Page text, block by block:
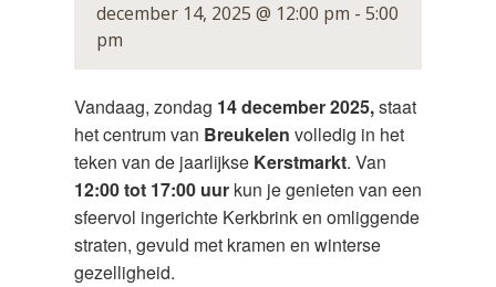
december 14, 2025 @ 12:00 pm - 5:00
pm
Vandaag, zondag 14 december 2025,staat
het centrum van Breukelen volledig in het
teken van de jaarlijkse Kerstmarkt. Van
12:00 tot 17:00 uur kun je genieten van een
sfeervol ingerichte Kerkbrink en omliggende
straten, gevuld met kramen en winterse
gezelligheid.